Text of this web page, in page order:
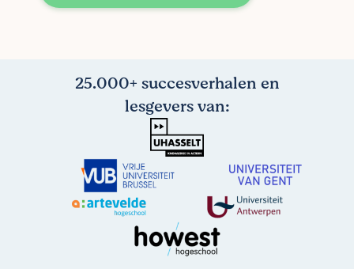
25.000+ succesverhalen en
lesgevers van: